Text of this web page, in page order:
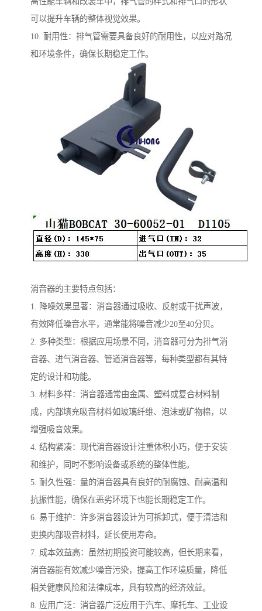
可以提升车辆的整体视觉效果。
10. 耐用性：排气管需要具备良好的耐用性，以应对路况
和环境条件，确保长期稳定工作。
消音器的主要特点包括：
1. 降噪效果显著：消音器通过吸收、反射或干扰声波，
有效降低噪音水平，通常能将噪音减少20至40分贝。
2. 多种类型：根据应用场景不同，消音器可分为排气消
音器、进气消音器、管道消音器等，每种类型都有其特
定的设计和功能。
3. 材料多样：消音器通常由金属、塑料或复合材料制
成，内部填充吸音材料如玻璃纤维、泡沫或矿物棉，以
增强吸音效果。
4. 结构紧凑：现代消音器设计注重体积小巧，便于安装
和维护，同时不影响设备或系统的整体性能。
5. 耐久性强：量的消音器具有良好的耐腐蚀、耐高温和
抗振性能，确保在恶劣环境下也能长期稳定工作。
6. 易于维护：许多消音器设计为可拆卸式，便于清洁和
更换内部吸音材料，延长使用寿命。
7. 成本效益高：虽然初期投资可能较高，但长期来看，
消音器能有效减少噪音污染，提高工作环境质量，降低
相关健康风险和法律成本，具有较高的经济效益。
8. 应用广泛：消音器广泛应用于汽车、摩托车、工业设